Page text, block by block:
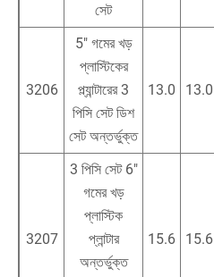
সেট
3206
5" গমের খড়
প্লাস্টিকের
প্ল্যান্টারের 3
পিসি সেট ডিশ
সেট অন্তর্ভুক্ত
13.0 13.0
3207
3 পিসি সেট 6"
গমের খড়
প্লাস্টিক
প্লান্টার
অন্তর্ভুক্ত
15.6 15.6